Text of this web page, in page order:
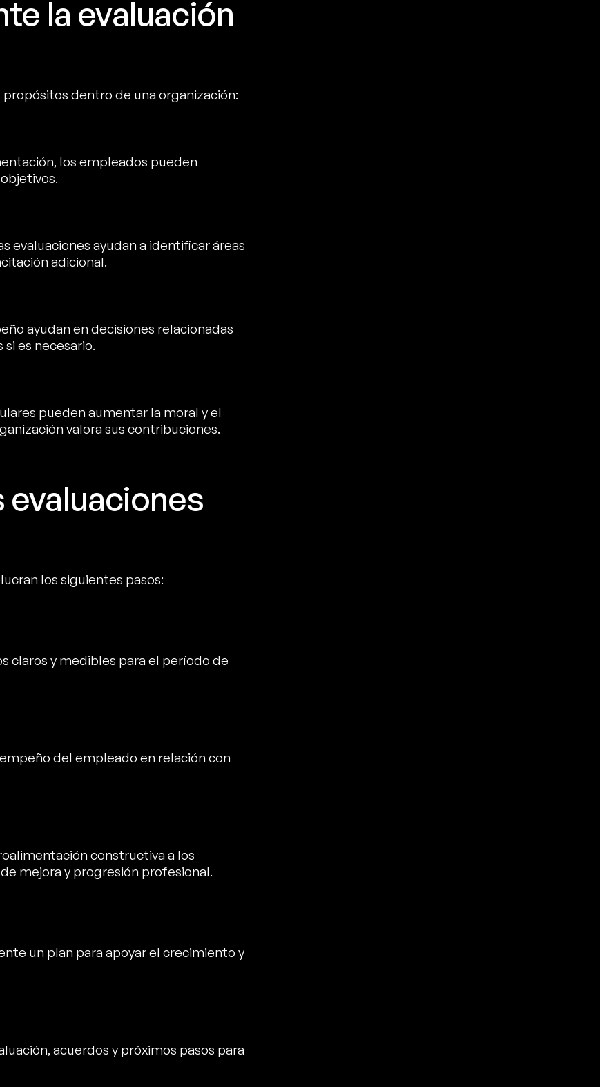
la evaluación
dentro de una organización:
los empleados pueden
evaluaciones ayudan a identificar áreas
adicional.
ayudan en decisiones relacionadas
es necesario.
pueden aumentar la moral y el
valora sus contribuciones.
los siguientes pasos:
claros y medibles para el período de
del empleado en relación con
constructiva a los
mejora y progresión profesional.
un plan para apoyar el crecimiento y
acuerdos y próximos pasos para